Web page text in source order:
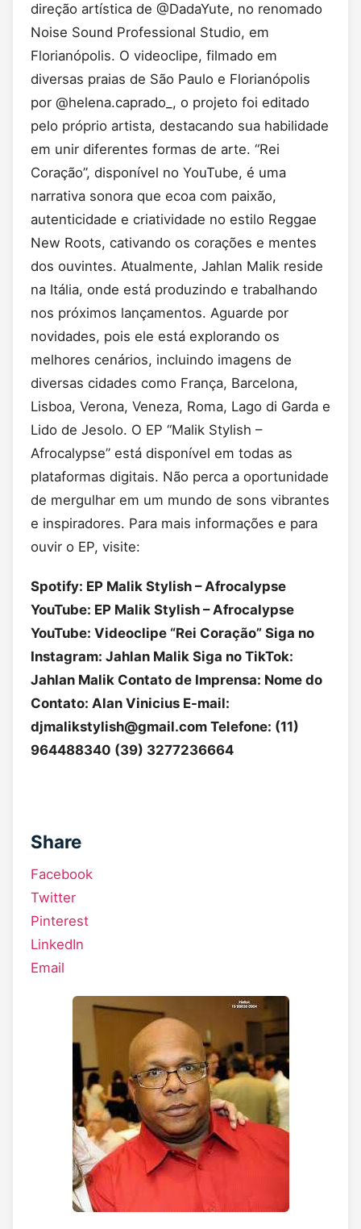
direção artística de @DadaYute, no renomado
Noise Sound Professional Studio, em
Florianópolis. O videoclipe, filmado em
diversas praias de São Paulo e Florianópolis
por @helena.caprado_, o projeto foi editado
pelo próprio artista, destacando sua habilidade
em unir diferentes formas de arte. “Rei
Coração”, disponível no YouTube, é uma
narrativa sonora que ecoa com paixão,
autenticidade e criatividade no estilo Reggae
New Roots, cativando os corações e mentes
dos ouvintes. Atualmente, Jahlan Malik reside
na Itália, onde está produzindo e trabalhando
nos próximos lançamentos. Aguarde por
novidades, pois ele está explorando os
melhores cenários, incluindo imagens de
diversas cidades como França, Barcelona,
Lisboa, Verona, Veneza, Roma, Lago di Garda e
Lido de Jesolo. O EP “Malik Stylish –
Afrocalypse” está disponível em todas as
plataformas digitais. Não perca a oportunidade
de mergulhar em um mundo de sons vibrantes
e inspiradores. Para mais informações e para
ouvir o EP, visite:
Spotify: EP Malik Stylish – Afrocalypse
YouTube: EP Malik Stylish – Afrocalypse
YouTube: Videoclipe “Rei Coração” Siga no
Instagram: Jahlan Malik Siga no TikTok:
Jahlan Malik Contato de Imprensa: Nome do
Contato: Alan Vinicius E-mail:
djmalikstylish@gmail.com Telefone: (11)
964488340 (39) 3277236664
Share
Facebook
Twitter
Pinterest
LinkedIn
Email